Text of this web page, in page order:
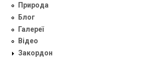
Природа
Блог
Галереї
Відео
Закордон